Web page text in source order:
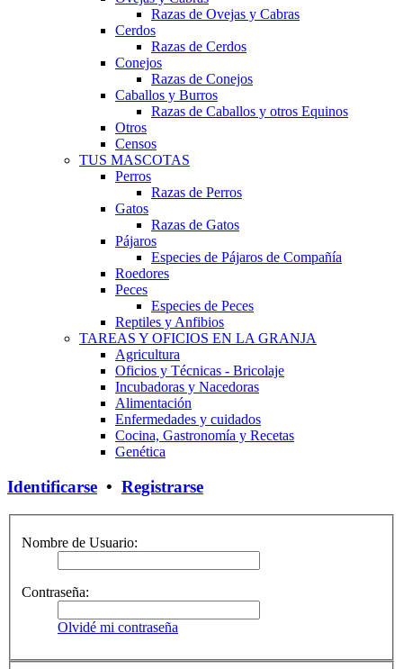
Razas de Ovejas y Cabras
Cerdos
Razas de Cerdos
Conejos
Razas de Conejos
Caballos y Burros
Razas de Caballos y otros Equinos
Otros
Censos
TUS MASCOTAS
Perros
Razas de Perros
Gatos
Razas de Gatos
Pájaros
Especies de Pájaros de Compañía
Roedores
Peces
Especies de Peces
Reptiles y Anfibios
TAREAS Y OFICIOS EN LA GRANJA
Agricultura
Oficios y Técnicas - Bricolaje
Incubadoras y Nacedoras
Alimentación
Enfermedades y cuidados
Cocina, Gastronomía y Recetas
Genética
Identificarse • Registrarse
Nombre de Usuario:
Contraseña:
Olvidé mi contraseña